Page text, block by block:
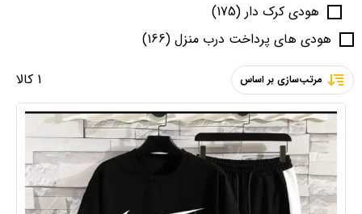
هودی کرک دار (175)
هودی های پرداخت درب منزل (166)
1 کالا
مرتب‌سازی بر اساس